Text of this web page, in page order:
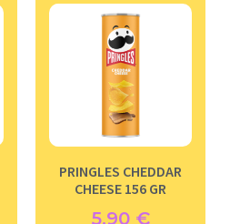
PRINGLES CHEDDAR
CHEESE 156 GR
5.90 €